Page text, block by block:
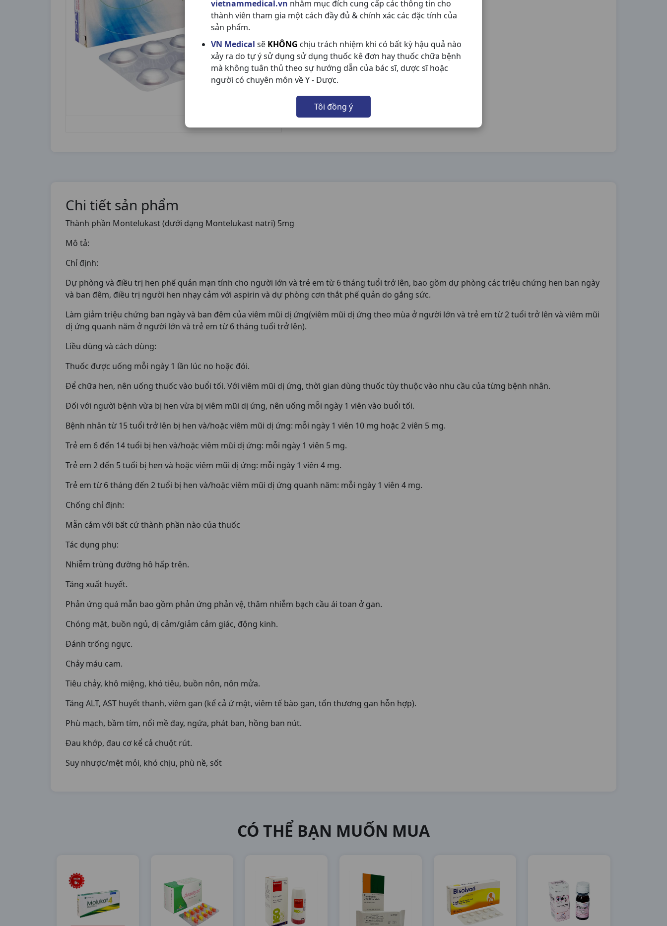
vietnammedical.vn nhằm mục đích cung cấp các thông tin cho
thành viên tham gia một cách đầy đủ & chính xác các đặc tính của
sản phẩm.
VN Medical sẽ KHÔNG chịu trách nhiệm khi có bất kỳ hậu quả nào
xảy ra do tự ý sử dụng sử dụng thuốc kê đơn hay thuốc chữa bệnh
mà không tuân thủ theo sự hướng dẫn của bác sĩ, dược sĩ hoặc
người có chuyên môn về Y - Dược.
Tôi đồng ý
Chi tiết sản phẩm
Thành phần Montelukast (dưới dạng Montelukast natri) 5mg
Mô tả:
Chỉ định:
Dự phòng và điều trị hen phế quản mạn tính cho người lớn và trẻ em từ 6 tháng tuổi trở lên, bao gồm dự phòng các triệu chứng hen ban ngày
và ban đêm, điều trị người hen nhạy cảm với aspirin và dự phòng cơn thắt phế quản do gắng sức.
Làm giảm triệu chứng ban ngày và ban đêm của viêm mũi dị ứng(viêm mũi dị ứng theo mùa ở người lớn và trẻ em từ 2 tuổi trở lên và viêm mũi
dị ứng quanh năm ở người lớn và trẻ em từ 6 tháng tuổi trở lên).
Liều dùng và cách dùng:
Thuốc được uống mỗi ngày 1 lần lúc no hoặc đói.
Để chữa hen, nên uống thuốc vào buổi tối. Với viêm mũi dị ứng, thời gian dùng thuốc tùy thuộc vào nhu cầu của từng bệnh nhân.
Đối với người bệnh vừa bị hen vừa bị viêm mũi dị ứng, nên uống mỗi ngày 1 viên vào buổi tối.
Bệnh nhân từ 15 tuổi trở lên bị hen và/hoặc viêm mũi dị ứng: mỗi ngày 1 viên 10 mg hoặc 2 viên 5 mg.
Trẻ em 6 đến 14 tuổi bị hen và/hoặc viêm mũi dị ứng: mỗi ngày 1 viên 5 mg.
Trẻ em 2 đến 5 tuổi bị hen và hoặc viêm mũi dị ứng: mỗi ngày 1 viên 4 mg.
Trẻ em từ 6 tháng đến 2 tuổi bị hen và/hoặc viêm mũi dị ứng quanh năm: mỗi ngày 1 viên 4 mg.
Chống chỉ định:
Mẫn cảm với bất cứ thành phần nào của thuốc
Tác dụng phụ:
Nhiễm trùng đường hô hấp trên.
Tăng xuất huyết.
Phản ứng quá mẫn bao gồm phản ứng phản vệ, thâm nhiễm bạch cầu ái toan ở gan.
Chóng mặt, buồn ngủ, dị cảm/giảm cảm giác, động kinh.
Đánh trống ngực.
Chảy máu cam.
Tiêu chảy, khô miệng, khó tiêu, buồn nôn, nôn mửa.
Tăng ALT, AST huyết thanh, viêm gan (kể cả ứ mật, viêm tế bào gan, tổn thương gan hỗn hợp).
Phù mạch, bầm tím, nổi mề đay, ngứa, phát ban, hồng ban nút.
Đau khớp, đau cơ kể cả chuột rút.
Suy nhược/mệt mỏi, khó chịu, phù nề, sốt
CÓ THỂ BẠN MUỐN MUA